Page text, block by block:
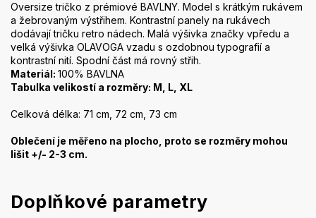
Oversize tričko z prémiové BAVLNY. Model s krátkým rukávem
a žebrovaným výstřihem. Kontrastní panely na rukávech
dodávají tričku retro nádech. Malá výšivka značky vpředu a
velká výšivka OLAVOGA vzadu s ozdobnou typografií a
kontrastní nití. Spodní část má rovný střih.
Materiál: 100% BAVLNA
Tabulka velikostí a rozměry: M, L, XL
Celková délka: 71 cm, 72 cm, 73 cm
Oblečení je měřeno na plocho, proto se rozměry mohou
lišit +/- 2-3 cm.
Doplňkové parametry